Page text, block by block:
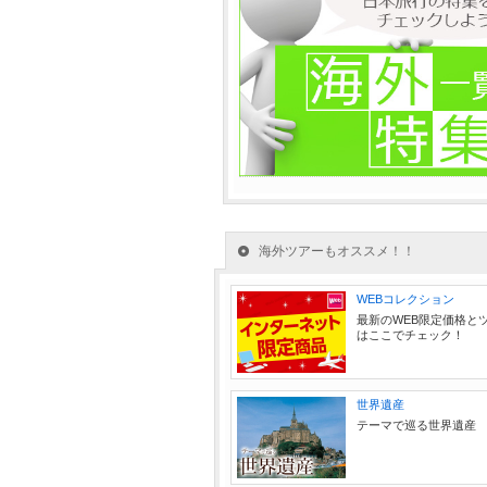
海外ツアーもオススメ！！
WEBコレクション
最新のWEB限定価格と
はここでチェック！
世界遺産
テーマで巡る世界遺産